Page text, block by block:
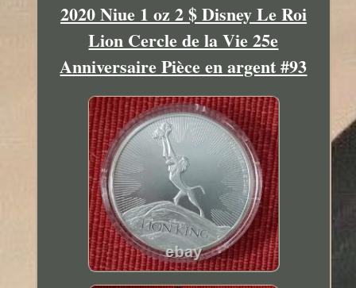
2020 Niue 1 oz 2 $ Disney Le Roi
Lion Cercle de la Vie 25e
Anniversaire Pièce en argent #93